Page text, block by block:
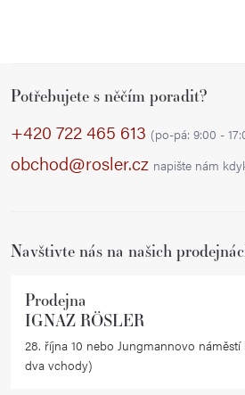
Potřebujete s něčím poradit?
+420 722 465 613 (po-pá: 9:00 -
obchod@rosler.cz napište nám
Navštivte nás na našich
Prodejna
IGNAZ RÖSLER
28. října 10 nebo Jungmannovo
dva vchody)